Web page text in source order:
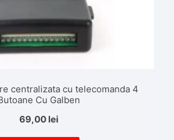
centralizata cu telecomanda 4
Cu Galben
69,00 lei